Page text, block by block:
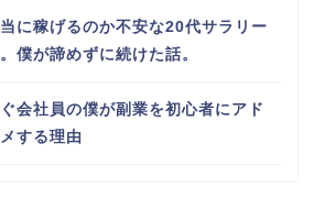
に稼げるのか不安な20代サラリー
僕が諦めずに続けた話。
会社員の僕が副業を初心者にアド
する理由